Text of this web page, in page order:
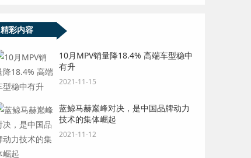
精彩内容
10月MPV销量降18.4% 高端车型稳中
有升
2021-11-15
蓝鲸马赫巅峰对决，是中国品牌动力
技术的集体崛起
2021-11-12